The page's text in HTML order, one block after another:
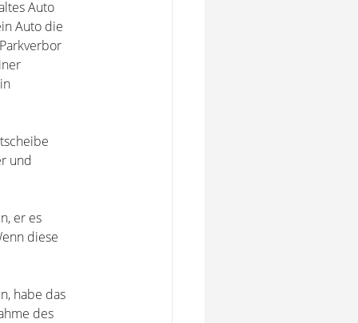
Auto
Auto die
und
er es
diese
habe das
des